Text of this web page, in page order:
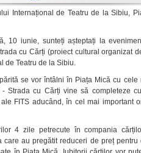
Internațional de Teatru de la Sibiu,
10 iunie, sunteți așteptați la
cu Cărți (proiect cultural organizat
de Teatru de la Sibiu.
se vor întâlni în Piața Mică cu cele
- Strada cu Cărți vine să completeze
FITS aducând, în cel mai important
4 zile petrecute în compania
care au pregătit reduceri de preț